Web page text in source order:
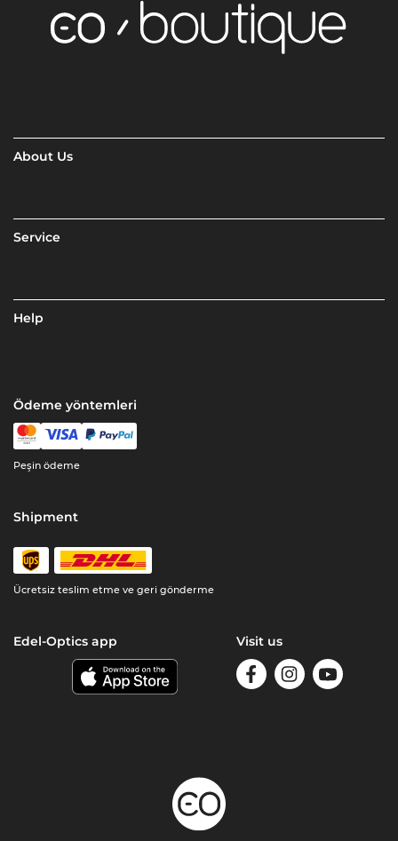
About Us
Service
Help
Ödeme yöntemleri
Peşin ödeme
Shipment
Ücretsiz teslim etme ve geri gönderme
Edel-Optics app Visit us